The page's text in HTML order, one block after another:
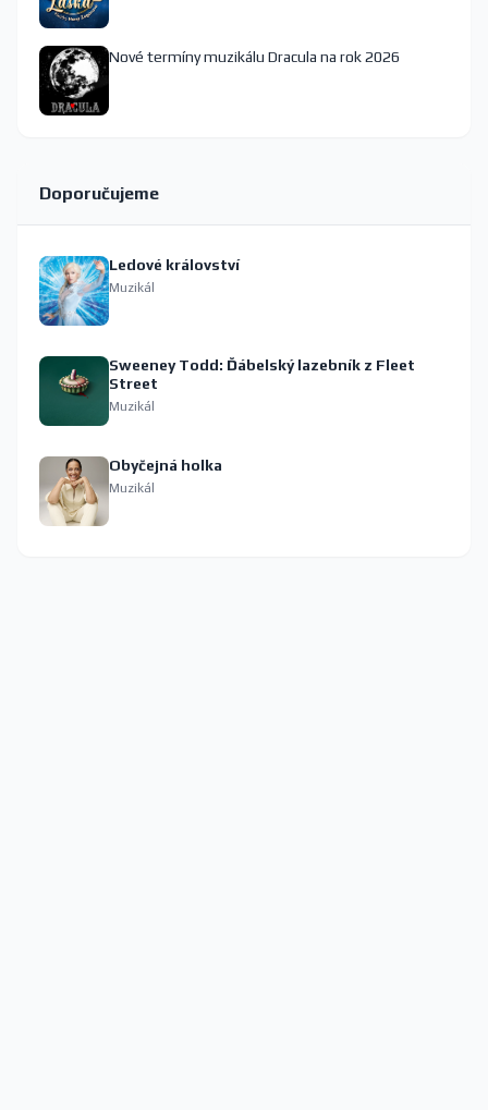
Nové termíny muzikálu Dracula na rok 2026
Doporučujeme
Ledové království
Muzikál
Sweeney Todd: Ďábelský lazebník z Fleet
Street
Muzikál
Obyčejná holka
Muzikál